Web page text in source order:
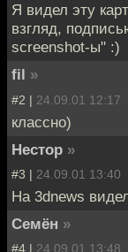
Я видел эту
взгляд,
screenshot-ы" :)
fil »
#2 | 24.09.01 12:17
классно)
Нестор »
#3 | 24.09.01 13:40
На 3dnews
Семён »
#4 | 24.09.01 13:48